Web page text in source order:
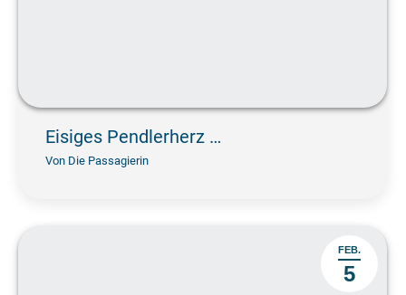
Eisiges Pendlerherz …
Von Die Passagierin
FEB.
5